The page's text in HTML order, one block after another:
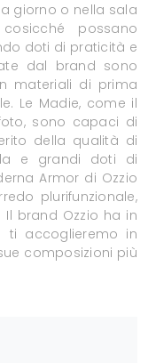
giorno o nella sala
possano
doti di praticità e
dal brand sono
materiali di prima
Le Madie, come il
sono capaci di
della qualità di
e grandi doti di
Armor di Ozzio
plurifunzionale,
brand Ozzio ha in
ti accoglieremo in
composizioni più